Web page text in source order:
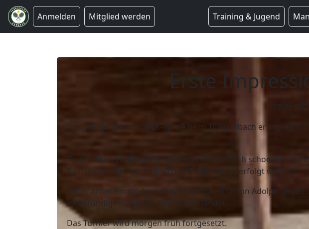
Anmelden Mitglied werden Training & Jugend
Erste
Trotz Regen liefen die LK-Spiele beim TC Gambach
Trotz einsetzendem Regen konnten heute doch schon eine
Paarungen, die von zahlreichen Zuschauern verfolgt wurden.
Unter anderem spielte Vorstandsmitglied Simon Adolph
zweistündigen Spiel viel Spaß miteinander.
Das Turnier wird morgen früh fortgesetzt.